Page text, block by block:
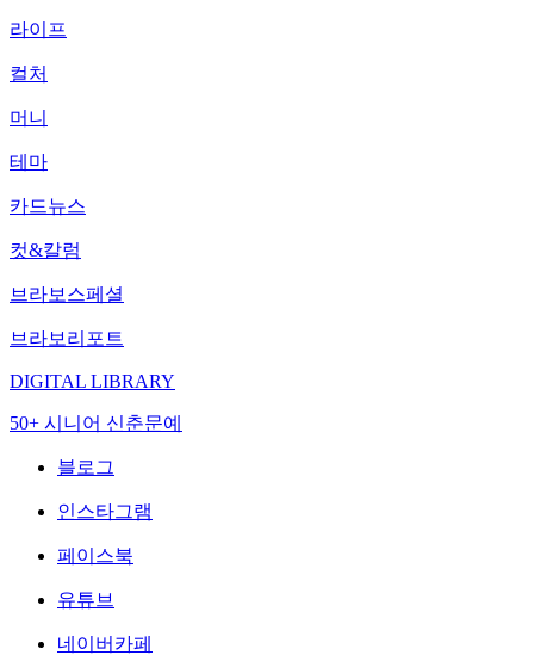
라이프
컬처
머니
테마
카드뉴스
컷&칼럼
브라보스페셜
브라보리포트
DIGITAL LIBRARY
50+ 시니어 신춘문예
블로그
인스타그램
페이스북
유튜브
네이버카페